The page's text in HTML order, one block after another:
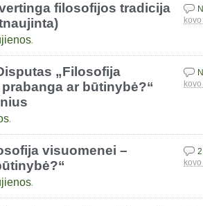
filosofijos tradicija
.
„Filosofija
ar būtinybė?“
.
visuomenei –
.